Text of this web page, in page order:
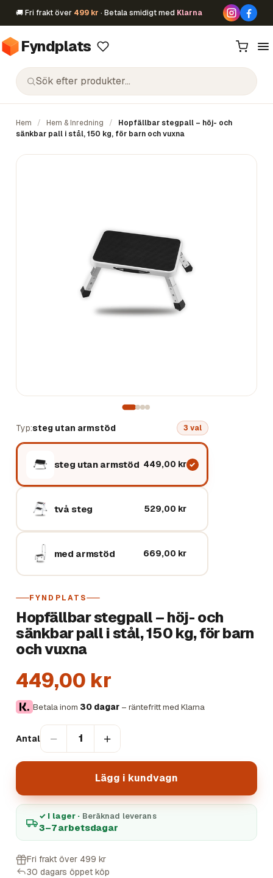
🚚 Fri frakt över 499 kr · Betala smidigt med Klarna
Fyndplats
Hem / Hem & Inredning /
Hopfällbar stegpall – höj- och
sänkbar pall i stål, 150 kg, för barn och vuxna
FYNDPLATS
Hopfällbar stegpall – höj- och
sänkbar pall i stål, 150 kg, för barn
och vuxna
449,00 kr
Betala inom 30 dagar – räntefritt med Klarna
Typ steg utan armstöd 3 val
steg utan armstöd 449,00 kr
två steg 529,00 kr
med armstöd 669,00 kr
Antal − 1 +
Lägg i kundvagn
✓ I lager · Beräknad leverans
3–7 arbetsdagar
Fri frakt över 499 kr
30 dagars öppet köp